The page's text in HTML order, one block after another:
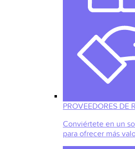
PROVEEDORES DE
Conviértete en un
para ofrecer más